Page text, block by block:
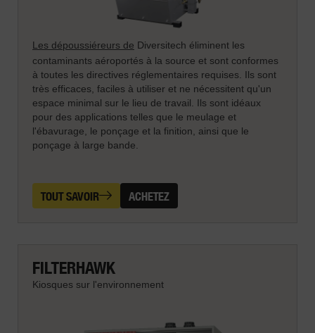
Les dépoussiéreurs de Diversitech éliminent les
contaminants aéroportés à la source et sont conformes
à toutes les directives réglementaires requises. Ils sont
très efficaces, faciles à utiliser et ne nécessitent qu'un
espace minimal sur le lieu de travail. Ils sont idéaux
pour des applications telles que le meulage et
l'ébavurage, le ponçage et la finition, ainsi que le
ponçage à large bande.
TOUT SAVOIR ACHETEZ
FILTERHAWK
Kiosques sur l'environnement